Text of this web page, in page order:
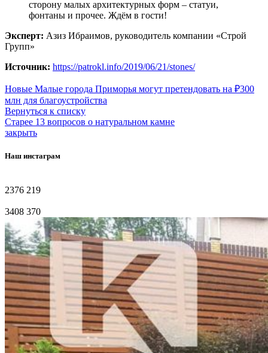
сторону малых архитектурных форм – статуи,
фонтаны и прочее. Ждём в гости!
Эксперт: Азиз Ибраимов, руководитель компании «Строй
Групп»
Источник: https://patrokl.info/2019/06/21/stones/
Новые Малые города Приморья могут претендовать на ₽300
млн для благоустройства
Вернуться к списку
Старее 13 вопросов о натуральном камне
закрыть
Наш инстаграм
2376 219
3408 370